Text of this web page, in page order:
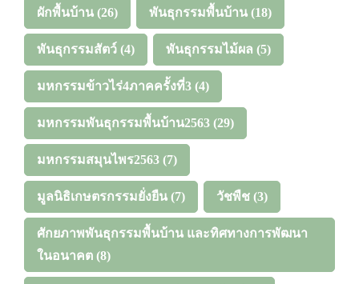
ผักพื้นบ้าน (26) พันธุกรรมพื้นบ้าน (18)
พันธุกรรมสัตว์ (4) พันธุกรรมไม้ผล (5)
มหกรรมข้าวไร่4ภาคครั้งที่3 (4)
มหกรรมพันธุกรรมพื้นบ้าน2563 (29)
มหกรรมสมุนไพร2563 (7)
มูลนิธิเกษตรกรรมยั่งยืน (7) วัชพืช (3)
ศักยภาพพันธุกรรมพื้นบ้าน และทิศทางการพัฒนา
ในอนาคต (8)